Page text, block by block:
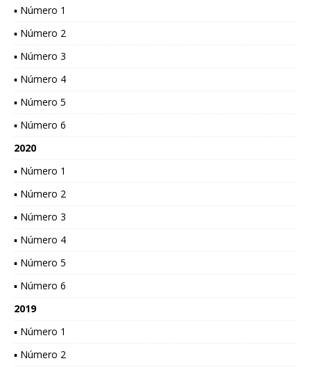
▪ Número 1
▪ Número 2
▪ Número 3
▪ Número 4
▪ Número 5
▪ Número 6
2020
▪ Número 1
▪ Número 2
▪ Número 3
▪ Número 4
▪ Número 5
▪ Número 6
2019
▪ Número 1
▪ Número 2